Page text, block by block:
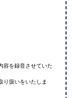
容を録音させていた
り扱いをいたしま